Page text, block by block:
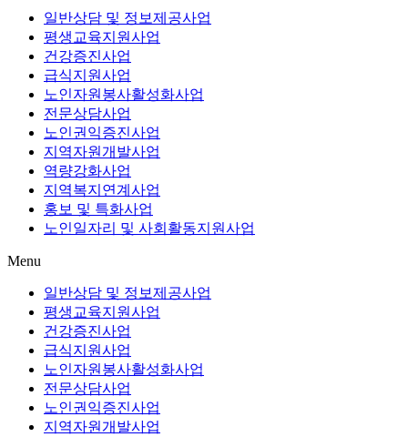
일반상담 및 정보제공사업
평생교육지원사업
건강증진사업
급식지원사업
노인자원봉사활성화사업
전문상담사업
노인권익증진사업
지역자원개발사업
역량강화사업
지역복지연계사업
홍보 및 특화사업
노인일자리 및 사회활동지원사업
Menu
일반상담 및 정보제공사업
평생교육지원사업
건강증진사업
급식지원사업
노인자원봉사활성화사업
전문상담사업
노인권익증진사업
지역자원개발사업